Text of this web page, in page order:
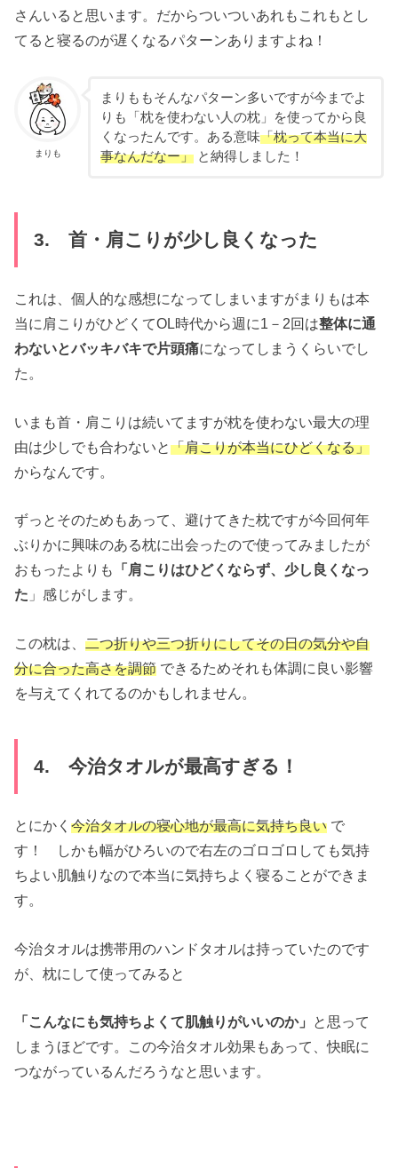
さんいると思います。だからついついあれもこれもとし
てると寝るのが遅くなるパターンありますよね！
まりも
まりももそんなパターン多いですが今までよ
りも「枕を使わない人の枕」を使ってから良
くなったんです。ある意味「枕って本当に大
事なんだなー」と納得しました！
3. 首・肩こりが少し良くなった
これは、個人的な感想になってしまいますがまりもは本
当に肩こりがひどくてOL時代から週に1－2回は整体に通
わないとバッキバキで片頭痛になってしまうくらいでし
た。
いまも首・肩こりは続いてますが枕を使わない最大の理
由は少しでも合わないと「肩こりが本当にひどくなる」
からなんです。
ずっとそのためもあって、避けてきた枕ですが今回何年
ぶりかに興味のある枕に出会ったので使ってみましたが
おもったよりも
「肩こりはひどくならず、少し良くなっ
た 」感じがします。
この枕は、二つ折りや三つ折りにしてその日の気分や自
分に合った高さを調節 できるためそれも体調に良い影響
を与えてくれてるのかもしれません。
4. 今治タオルが最高すぎる！
とにかく今治タオルの寝心地が最高に気持ち良い で
す！ しかも幅がひろいので右左のゴロゴロしても気持
ちよい肌触りなので本当に気持ちよく寝ることができま
す。
今治タオルは携帯用のハンドタオルは持っていたのです
が、枕にして使ってみると
「こんなにも気持ちよくて肌触りがいいのか」 と思って
しまうほどです。この今治タオル効果もあって、快眠に
つながっているんだろうなと思います。